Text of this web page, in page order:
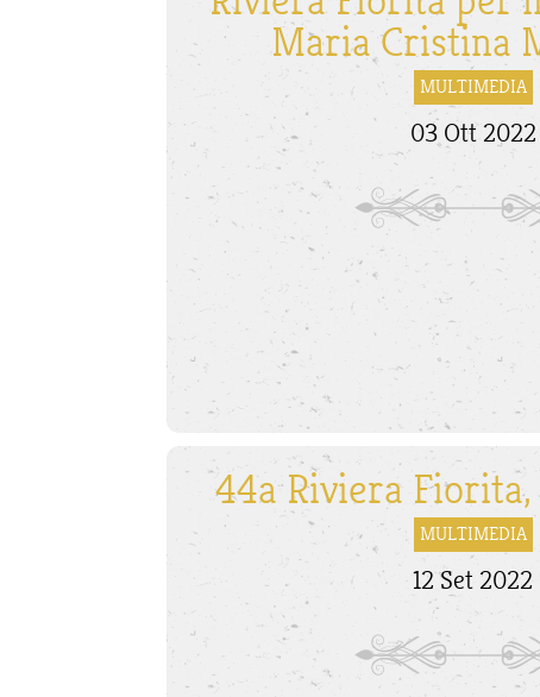
Maria Cristina
MULTIMEDIA
03 Ott 2022
44a Riviera
MULTIMEDIA
12 Set 2022